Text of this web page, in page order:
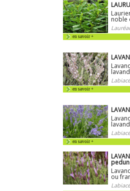
noble
en savoir +
en savoir +
en savoir +
ou